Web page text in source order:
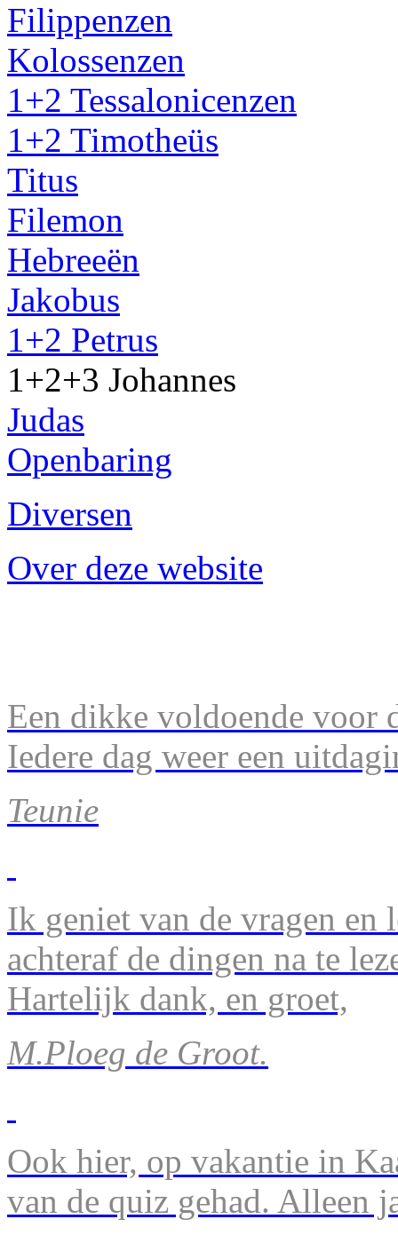
Filippenzen
Kolossenzen
1+2 Tessalonicenzen
1+2 Timotheüs
Titus
Filemon
Hebreeën
Jakobus
1+2 Petrus
1+2+3 Johannes
Judas
Openbaring
Diversen
Over deze website
Een dikke voldoende voor
Iedere dag weer een
Teunie
Ik geniet van de vragen en
achteraf de dingen na te
Hartelijk dank, en groet,
M.Ploeg de Groot.
Ook hier, op vakantie in
van de quiz gehad. Alleen